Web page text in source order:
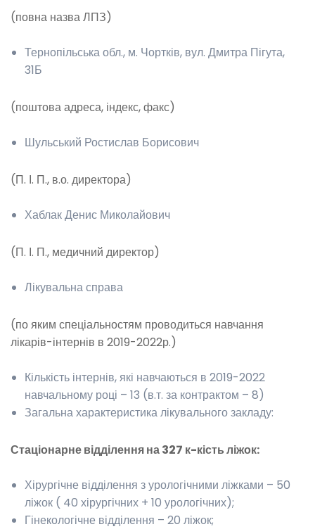
(повна назва ЛПЗ)
Тернопільська обл., м. Чортків, вул. Дмитра Пігута,
31Б
(поштова адреса, індекс, факс)
Шульський Ростислав Борисович
(П. І. П., в.о. директора)
Хаблак Денис Миколайович
(П. І. П., медичний директор)
Лікувальна справа
(по яким спеціальностям проводиться навчання
лікарів-інтернів в 2019-2022р.)
Кількість інтернів, які навчаються в 2019-2022
навчальному році – 13 (в.т. за контрактом – 8)
Загальна характеристика лікувального закладу:
Стаціонарне відділення на 327 к-кість ліжок:
Хірургічне відділення з урологічними ліжками – 50
ліжок ( 40 хірургічних + 10 урологічних);
Гінекологічне відділення – 20 ліжок;